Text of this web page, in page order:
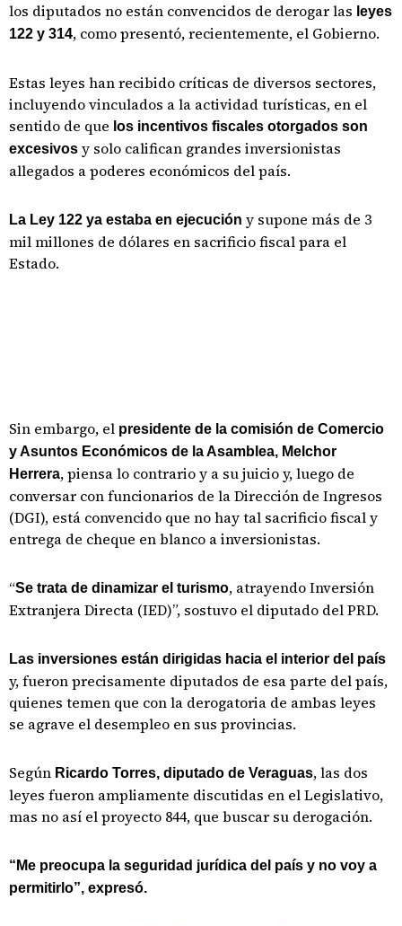
los diputados no están convencidos de derogar las leyes
122 y 314, como presentó, recientemente, el Gobierno.
Estas leyes han recibido críticas de diversos sectores,
incluyendo vinculados a la actividad turísticas, en el
sentido de que los incentivos fiscales otorgados son
excesivos y solo califican grandes inversionistas
allegados a poderes económicos del país.
La Ley 122 ya estaba en ejecución y supone más de 3
mil millones de dólares en sacrificio fiscal para el
Estado.
Sin embargo, el presidente de la comisión de Comercio
y Asuntos Económicos de la Asamblea, Melchor
Herrera, piensa lo contrario y a su juicio y, luego de
conversar con funcionarios de la Dirección de Ingresos
(DGI), está convencido que no hay tal sacrificio fiscal y
entrega de cheque en blanco a inversionistas.
“Se trata de dinamizar el turismo, atrayendo Inversión
Extranjera Directa (IED)”, sostuvo el diputado del PRD.
Las inversiones están dirigidas hacia el interior del país
y, fueron precisamente diputados de esa parte del país,
quienes temen que con la derogatoria de ambas leyes
se agrave el desempleo en sus provincias.
Según Ricardo Torres, diputado de Veraguas, las dos
leyes fueron ampliamente discutidas en el Legislativo,
mas no así el proyecto 844, que buscar su derogación.
“Me preocupa la seguridad jurídica del país y no voy a
permitirlo”, expresó.